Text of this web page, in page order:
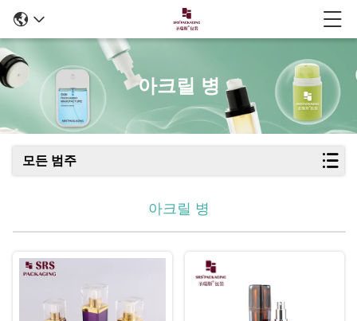
아크릴 병
모든 범주
아크릴 병